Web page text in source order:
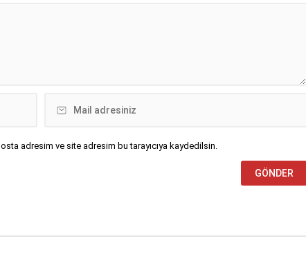
adresim ve site adresim bu tarayıcıya kaydedilsin.